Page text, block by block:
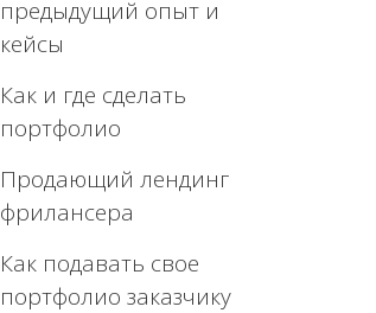
предыдущий опыт и
кейсы
Как и где сделать
портфолио
Продающий лендинг
фрилансера
Как подавать свое
портфолио заказчику